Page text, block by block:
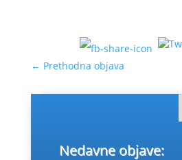
← Prethodna objava
Nedavne objave: